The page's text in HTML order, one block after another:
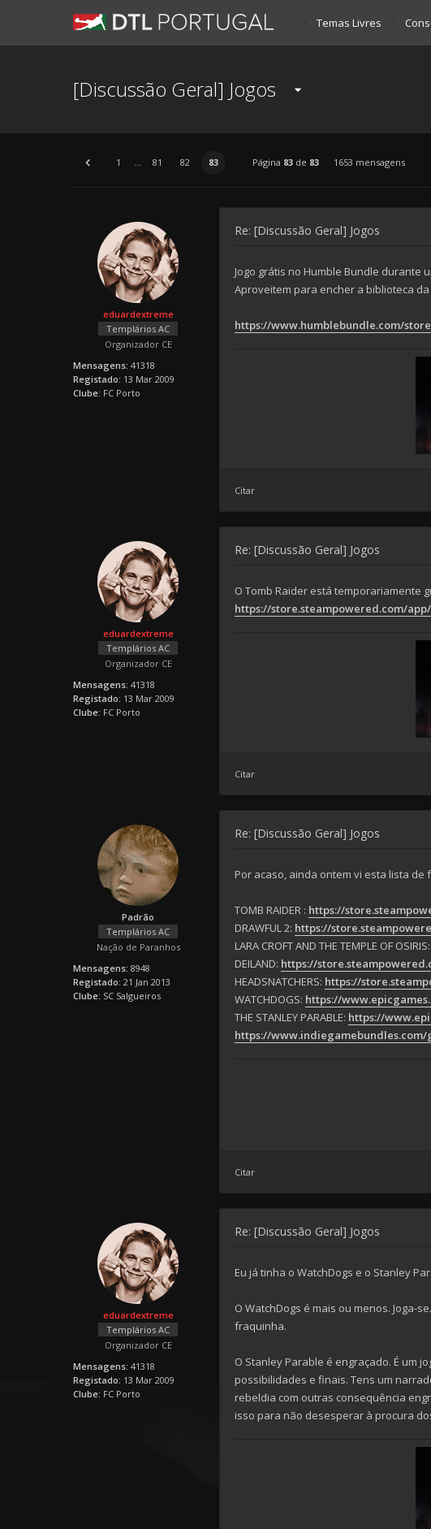
Temas Livres
[Discussão Geral] Jogos
1 ... 81 82 83 Página 83de 83 1653 mensagens
eduardextreme
Templários AC
Organizador CE
Mensagens: 41318
Registado: 13 Mar 2009
Clube: FC Porto
Re: [Discussão Geral] Jogos
Jogo grátis no Humble Bundle durante
Aproveitem para encher a biblioteca da
https://www.humblebundle.com/
Citar
eduardextreme
Templários AC
Organizador CE
Mensagens: 41318
Registado: 13 Mar 2009
Clube: FC Porto
Re: [Discussão Geral] Jogos
O Tomb Raider está temporariamente
https://store.steampowered.com/
Citar
Padrão
Templários AC
Nação de Paranhos
Mensagens: 8948
Registado: 21 Jan 2013
Clube: SC Salgueiros
Re: [Discussão Geral] Jogos
Por acaso, ainda ontem vi esta lista de
TOMB RAIDER : https://
DRAWFUL 2: https://
LARA CROFT AND THE TEMPLE OF OSIRIS:
DEILAND: https://
HEADSNATCHERS: https://
WATCHDOGS: https://
THE STANLEY PARABLE: https://
https://www.indiegamebundles.com/
Citar
eduardextreme
Templários AC
Organizador CE
Mensagens: 41318
Registado: 13 Mar 2009
Clube: FC Porto
Re: [Discussão Geral] Jogos
Eu já tinha o WatchDogs e o Stanley
O WatchDogs é mais ou menos. Joga-
fraquinha.
O Stanley Parable é engraçado. É um
possibilidades e finais. Tens um
rebeldia com outras consequência
isso para não desesperar à procura